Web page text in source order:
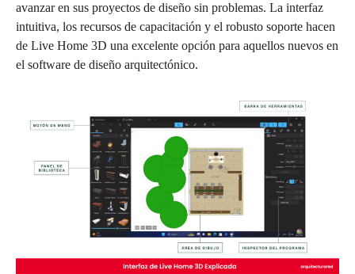
avanzar en sus proyectos de diseño sin problemas. La interfaz
intuitiva, los recursos de capacitación y el robusto soporte hacen
de Live Home 3D una excelente opción para aquellos nuevos en
el software de diseño arquitectónico.